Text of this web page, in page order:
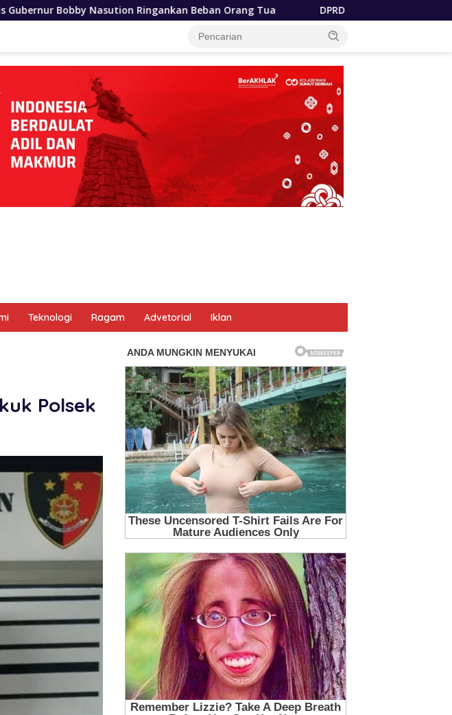
Ringankan Beban Orang Tua DPRD Sumut Apresiasi Langkah Bobby Nasution
Teknologi Ragam Advetorial Iklan
Polsek